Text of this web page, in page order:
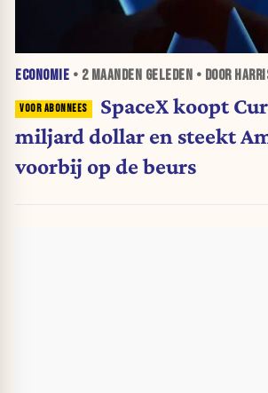
ECONOMIE • 2 MAANDEN GELEDEN • DOOR
SpaceX koopt
miljard dollar en steekt
voorbij op de beurs